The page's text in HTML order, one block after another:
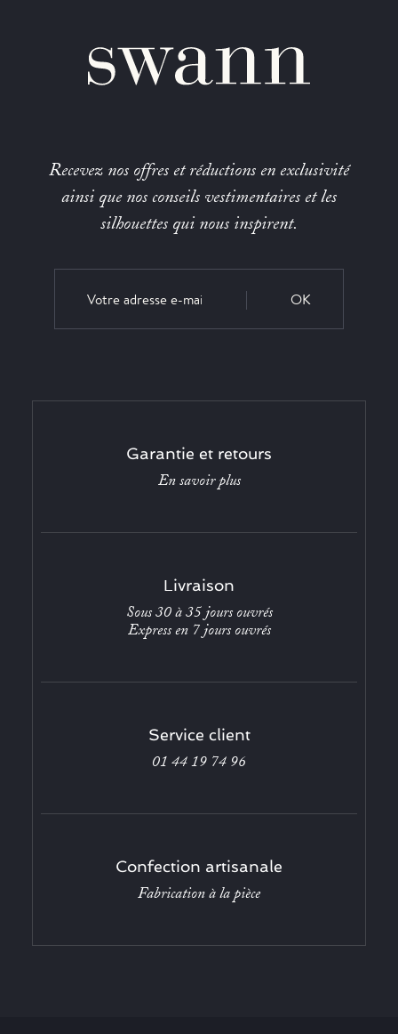
Recevez nos offres et réductions en exclusivité
ainsi que nos conseils vestimentaires et les
silhouettes qui nous inspirent.
OK
Garantie et retours
En savoir plus
Livraison
Sous 30 à 35 jours ouvrés
Express en 7 jours ouvrés
Service client
01 44 19 74 96
Confection artisanale
Fabrication à la pièce